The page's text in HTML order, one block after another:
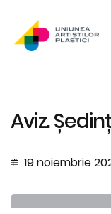
UAP Galerie
Aviz.
19 noiembrie